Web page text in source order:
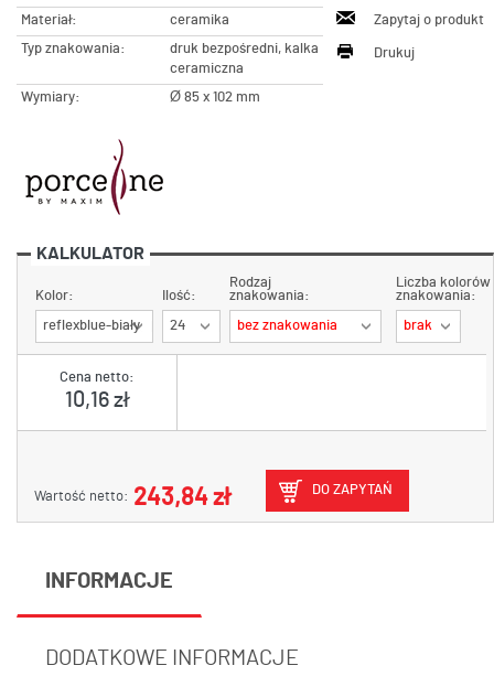
Materiał:
ceramika
Typ znakowania:
druk bezpośredni, kalka
ceramiczna
Wymiary:
Ø 85 x 102 mm
Zapytaj o produkt
Drukuj
KALKULATOR
Cena netto:
10,16 zł
Wartość netto: 243,84 zł DO ZAPYTAŃ
Kolor:
reflexblue-biały
Ilość:
24
Rodzaj
znakowania:
bez znakowania
Liczba kolorów
znakowania:
brak
INFORMACJE
DODATKOWE INFORMACJE